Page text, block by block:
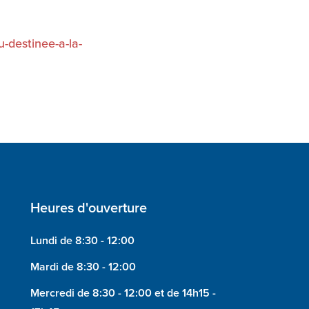
destinee-a-la-
Heures d'ouverture
Lundi de 8:30 - 12:00
Mardi de 8:30 - 12:00
Mercredi de 8:30 - 12:00 et de 14h15 -